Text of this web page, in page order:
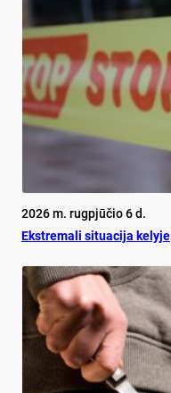
2026 m. rugpjūčio 6 d.
Ekst­re­ma­li si­tua­ci­ja ke­ly­je